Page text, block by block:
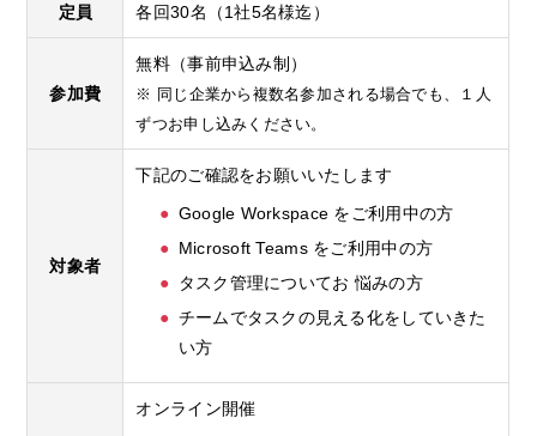
定員 各回30名（1社5名様迄）
参加費
無料（事前申込み制）
※ 同じ企業から複数名参加される場合でも、１人
ずつお申し込みください。
対象者
下記のご確認をお願いいたします
Google Workspace をご利用中の方
Microsoft Teams をご利用中の方
タスク管理についてお 悩みの方
チームでタスクの見える化をしていきた
い方
オンライン開催